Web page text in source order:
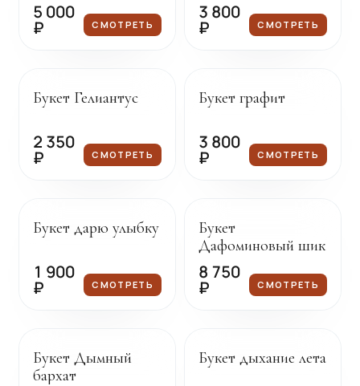
5 000
₽ СМОТРЕТЬ
3 800
₽ СМОТРЕТЬ
Букет Гелиантус
2 350
₽ СМОТРЕТЬ
Букет графит
3 800
₽ СМОТРЕТЬ
Букет дарю улыбку
1 900
₽ СМОТРЕТЬ
Букет
Дафоминовый шик
8 750
₽ СМОТРЕТЬ
Букет Дымный
бархат
Букет дыхание лета